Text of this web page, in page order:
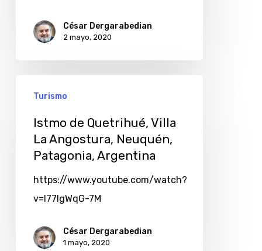
César Dergarabedian
2 mayo, 2020
Turismo
Istmo de Quetrihué, Villa
La Angostura, Neuquén,
Patagonia, Argentina
https://www.youtube.com/watch?
v=l77IgWqG-7M
César Dergarabedian
1 mayo, 2020